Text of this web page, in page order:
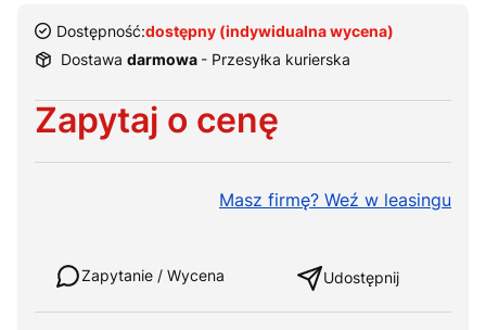
Dostępność:dostępny (indywidualna wycena)
Dostawa darmowa - Przesyłka kurierska
Cena
Zapytaj o cenę
Masz firmę? Weź w leasingu
Zapytanie / Wycena Udostępnij